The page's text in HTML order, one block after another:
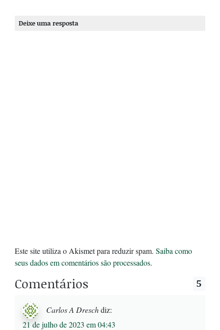
Deixe uma resposta
Este site utiliza o Akismet para reduzir spam. Saiba como
seus dados em comentários são processados.
Comentários 5
Carlos A Dreschdiz:
21 de julho de 2023 em 04:43